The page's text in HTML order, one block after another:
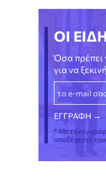
ΟΙ
Όσα πρέπει
για να
* Με την
αποδέχεστε